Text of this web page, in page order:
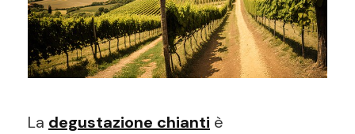
La degustazione chianti è